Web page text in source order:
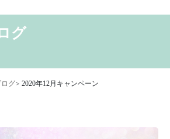
るみ治療
トピー・花粉症
ック
サプリメント
2026年4月
グ
グ> 2020年12月キャンペーン